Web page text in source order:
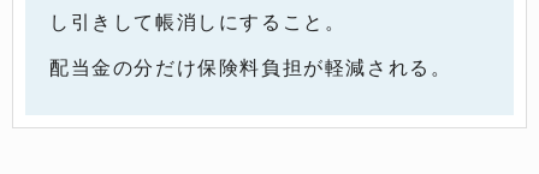
し引きして帳消しにすること。
配当金の分だけ保険料負担が軽減される。